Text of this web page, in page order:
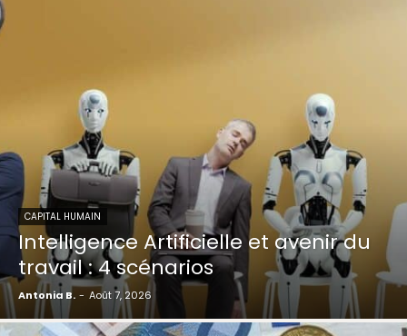
CAPITAL HUMAIN
Intelligence Artificielle et avenir du
travail : 4 scénarios
Antonia B. - Août 7, 2026